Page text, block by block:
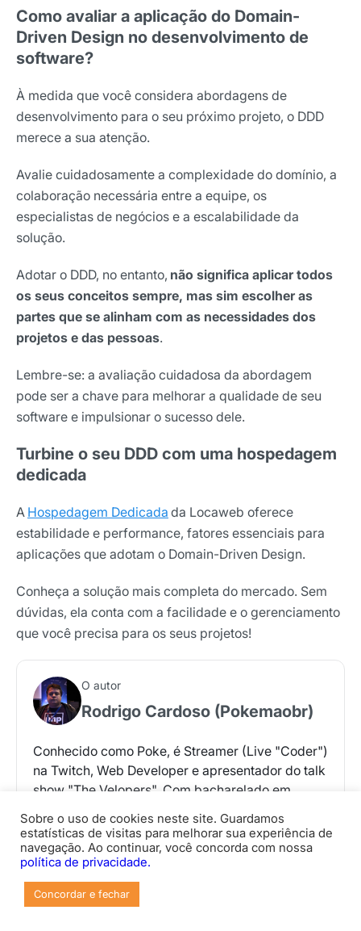
Como avaliar a aplicação do Domain-
Driven Design no desenvolvimento de
software?
À medida que você considera abordagens de
desenvolvimento para o seu próximo projeto, o DDD
merece a sua atenção.
Avalie cuidadosamente a complexidade do domínio, a
colaboração necessária entre a equipe, os
especialistas de negócios e a escalabilidade da
solução.
Adotar o DDD, no entanto, não significa aplicar todos
os seus conceitos sempre, mas sim escolher as
partes que se alinham com as necessidades dos
projetos e das pessoas.
Lembre-se: a avaliação cuidadosa da abordagem
pode ser a chave para melhorar a qualidade de seu
software e impulsionar o sucesso dele.
Turbine o seu DDD com uma hospedagem
dedicada
A Hospedagem Dedicada da Locaweb oferece
estabilidade e performance, fatores essenciais para
aplicações que adotam o Domain-Driven Design.
Conheça a solução mais completa do mercado. Sem
dúvidas, ela conta com a facilidade e o gerenciamento
que você precisa para os seus projetos!
O autor
Rodrigo Cardoso (Pokemaobr)
Conhecido como Poke, é Streamer (Live "Coder")
na Twitch, Web Developer e apresentador do talk
show "The Velopers". Com bacharelado em
desenvolvedor e organizador de eventos de TI. É
evangelista PHPSP e criador do PokePHP,
focando em disseminar conteúdos técnicos e
humor para a comunidade de desenvolvedores.
Nas horas vagas, ele adora se conectar com a
Sobre o uso de cookies neste site. Guardamos
estatísticas de visitas para melhorar sua experiência de
navegação. Ao continuar, você concorda com nossa
política de privacidade.
Concordar e fechar